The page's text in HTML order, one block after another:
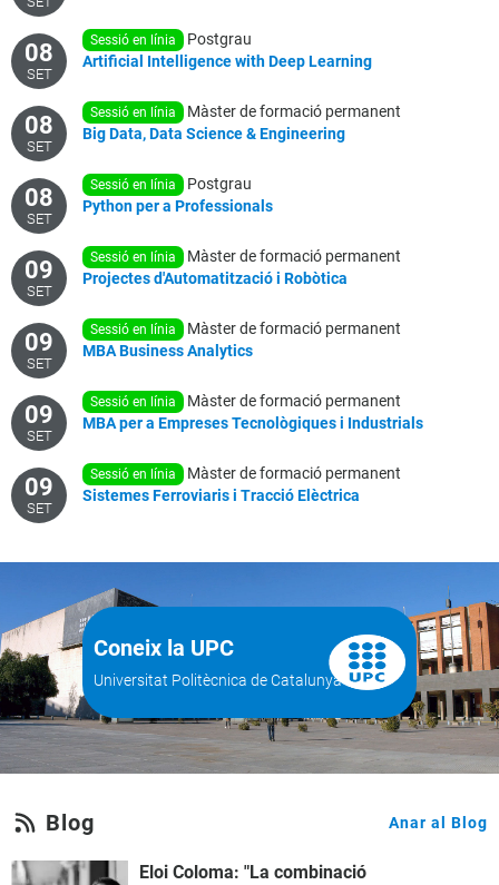
08
SET
sessió en línia
Postgrau
Artificial IntelligencewithDeepLearning
08
SET
sessió en línia
Màster de formació permanent
BigData,Data Science&Engineering
08
SET
sessió en línia
Postgrau
Pythonpera Professionals
09
SET
sessió en línia
Màster de formació permanent
Projectesd'Automatitzaciói Robòtica
09
SET
sessió en línia
Màster de formació permanent
MBABusinessAnalytics
09
SET
sessió en línia
Màster de formació permanent
MBApera EmpresesTecnològiquesi Industrials
09
SET
sessió en línia
Màster de formació permanent
SistemesFerroviarisi TraccióElèctrica
Coneix la UPC
Universitat Politècnica de Catalunya
Blog Anar al Blog
Eloi Coloma: "La combinació